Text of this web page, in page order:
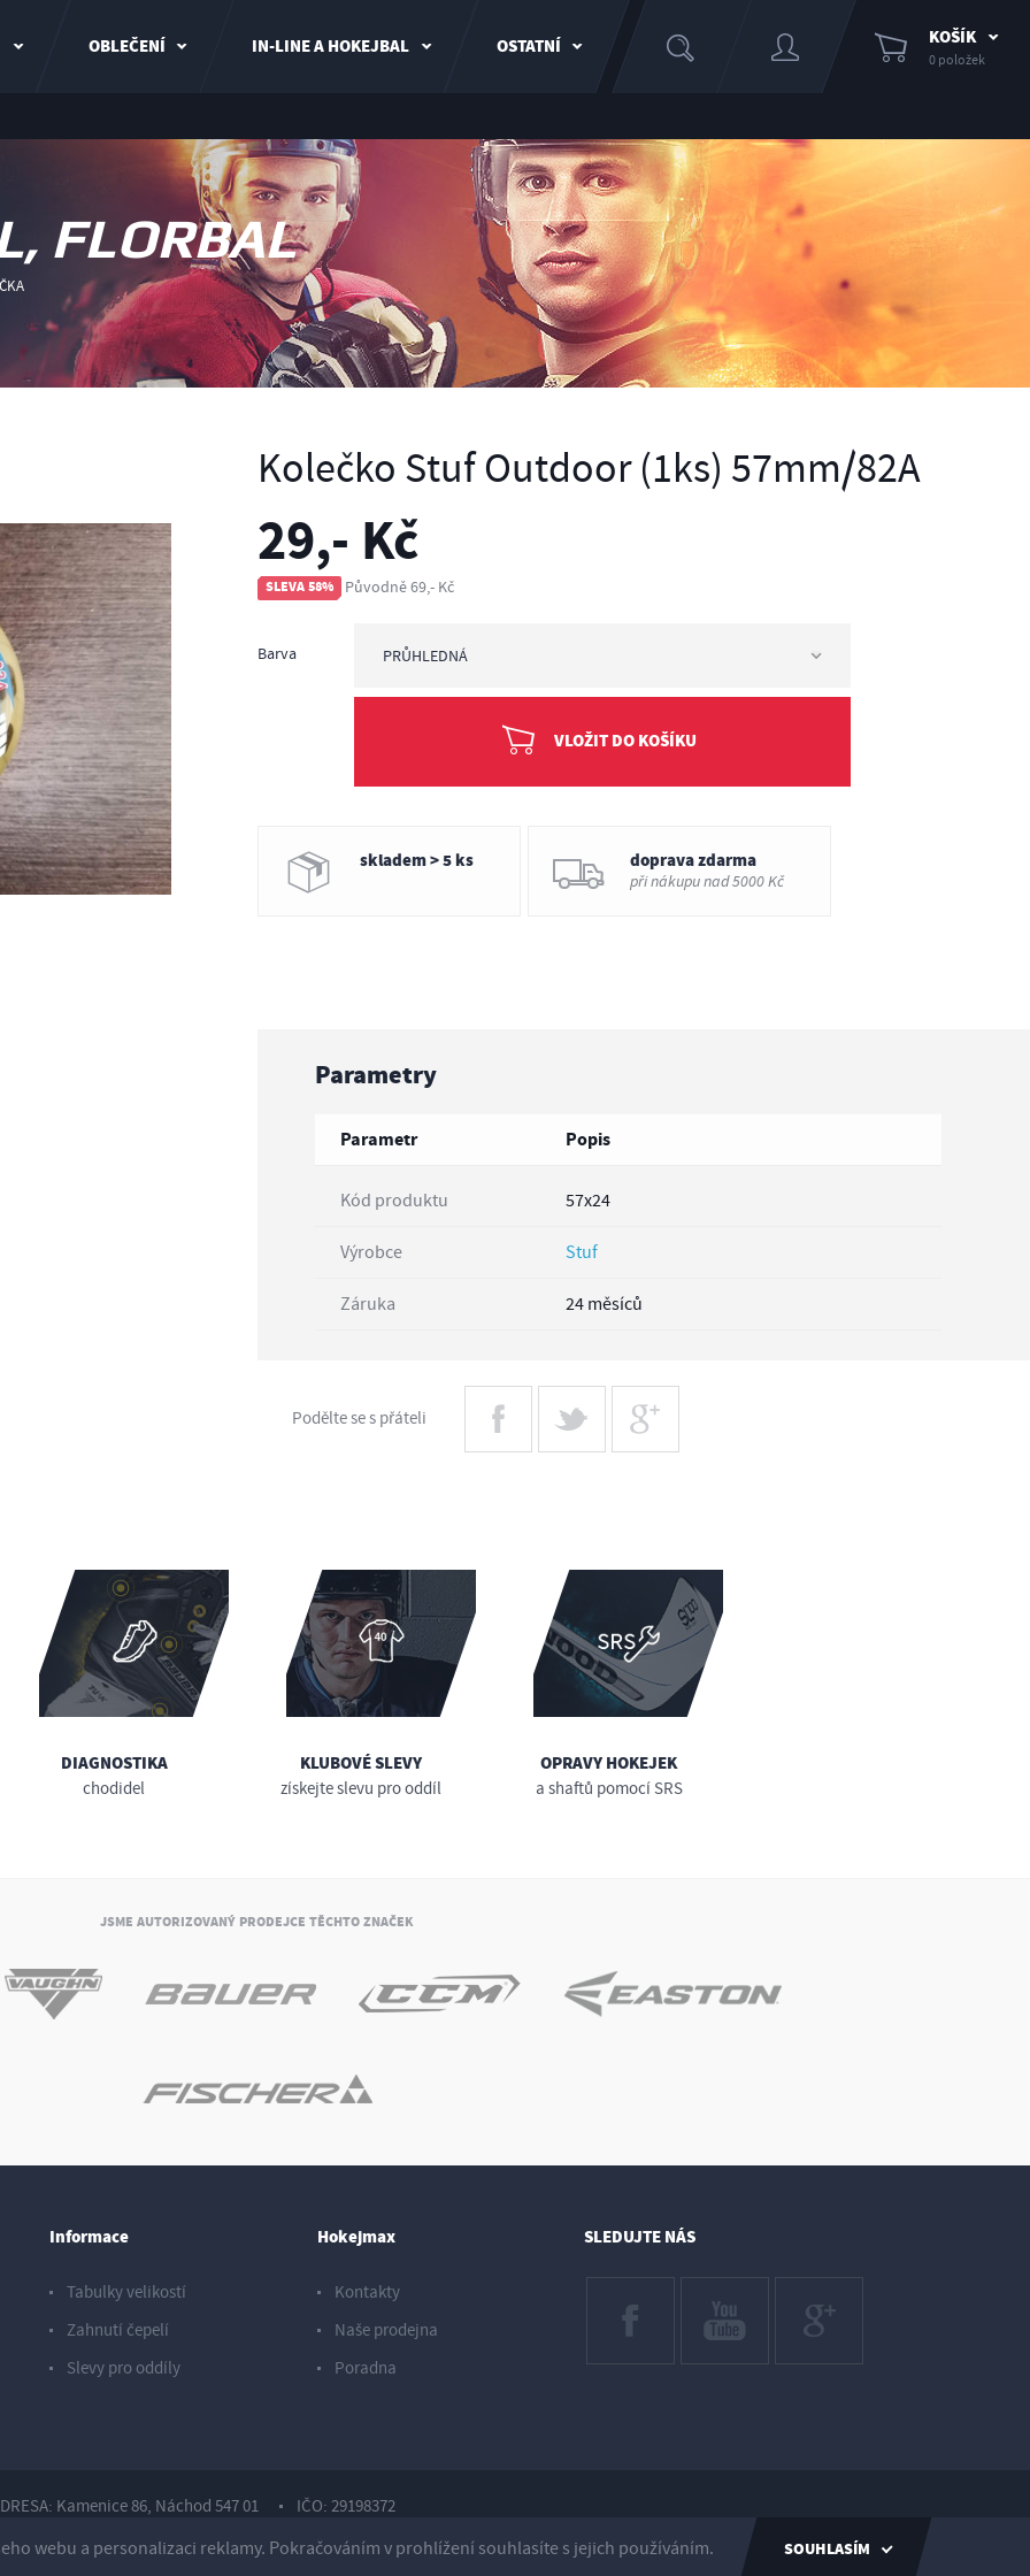
OBLEČENÍ IN-LINE A HOKEJBAL OSTATNÍ KOŠÍK
0 položek
FLORBAL
Kolečko Stuf Outdoor (1ks) 57mm/82A
29,- Kč
SLEVA 58% Původně 69,- Kč
Barva PRŮHLEDNÁ
VLOŽIT DO KOŠÍKU
skladem > 5 ks doprava zdarma
při nákupu nad 5000 Kč
Parametry
Parametr Popis
Kód produktu 57x24
Výrobce Stuf
Záruka 24 měsíců
Podělte se s přáteli
DIAGNOSTIKA
chodidel
KLUBOVÉ SLEVY
získejte slevu pro oddíl
OPRAVY HOKEJEK
a shaftů pomocí SRS
JSME AUTORIZOVANÝ PRODEJCE TĚCHTO ZNAČEK
Informace
Tabulky velikostí
Zahnutí čepelí
Slevy pro oddíly
Hokejmax
Kontakty
Naše prodejna
Poradna
SLEDUJTE NÁS
Kamenice 86, Náchod 547 01
IČO: 29198372
Created by inCUBE
webu a personalizaci reklamy. Pokračováním v prohlížení souhlasíte s jejich používáním. SOUHLASÍM